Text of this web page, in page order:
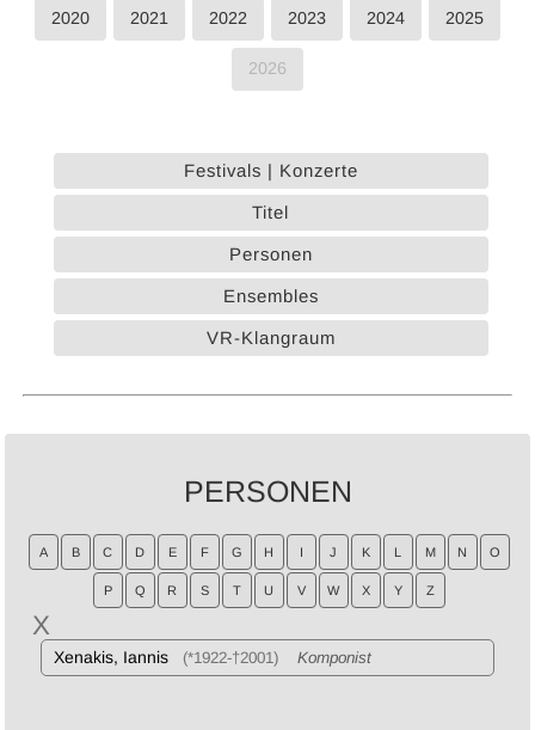
2020 2021 2022 2023 2024 2025
2026
Festivals | Konzerte
Titel
Personen
Ensembles
VR-Klangraum
PERSONEN
A B C D E F G H I J K L M N O
P Q R S T U V W X Y Z
X
Xenakis, Iannis (*1922-†2001) Komponist